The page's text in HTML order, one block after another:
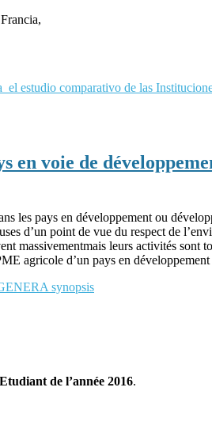
estudio comparativo de las
en voie de
les pays en développement ou
d’un point de vue du respect de
massivementmais leurs activités sont
agricole d’un pays en
synopsis
de l’année 2016.